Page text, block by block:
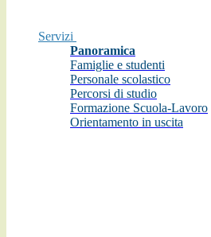
Servizi
Panoramica
Famiglie e studenti
Personale scolastico
Percorsi di studio
Formazione Scuola-Lavoro
Orientamento in uscita